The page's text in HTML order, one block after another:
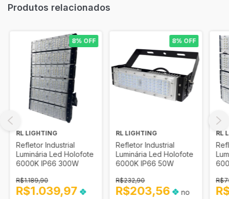
Produtos relacionados
8% OFF
RL LIGHTING
Refletor Industrial
Luminária Led Holofote
6000K IP66 300W
R$1.189,90
R$1.039,97
8% OFF
RL LIGHTING
Refletor Industrial
Luminária Led Holofote
6000K IP66 50W
R$232,90
R$203,56
no
RL